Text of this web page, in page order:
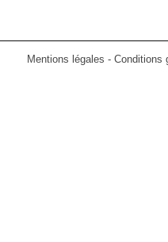
Mentions légales - Conditions